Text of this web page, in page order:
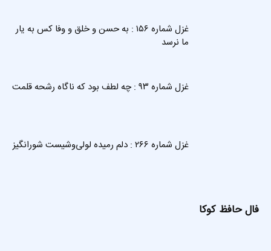
غزل شماره ۱۵۶ : به حسن و خلق و وفا کس به یار
ما نرسد
غزل شماره ۹۳ : چه لطف بود که ناگاه رشحه قلمت
غزل شماره ۲۶۶ : دلم رمیده لولی‌وشیست شورانگیز
فال حافظ کوکا